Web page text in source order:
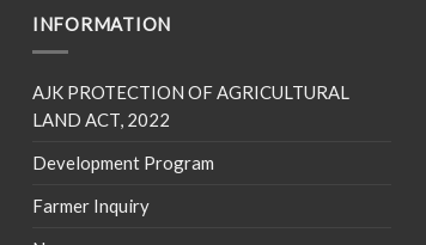
INFORMATION
AJK PROTECTION OF AGRICULTURAL
LAND ACT, 2022
Development Program
Farmer Inquiry